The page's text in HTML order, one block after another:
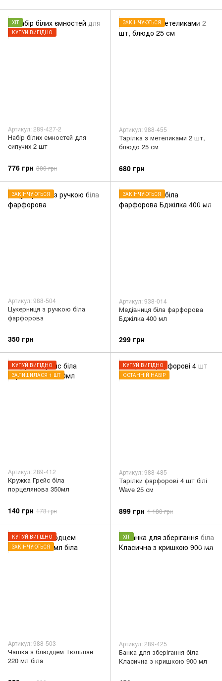
ХІТ
КУПУЙ ВИГІДНО
Артикул: 289-427-2
Набір білих ємностей для
сипучих 2 шт
776 грн 800 грн
ЗАКІНЧУЮТЬСЯ
Артикул: 988-455
Тарілка з метеликами 2 шт,
блюдо 25 см
680 грн
ЗАКІНЧУЮТЬСЯ
Артикул: 988-504
Цукерниця з ручкою біла
фарфорова
350 грн
ЗАКІНЧУЮТЬСЯ
Артикул: 938-014
Медівниця біла фарфорова
Бджілка 400 мл
299 грн
КУПУЙ ВИГІДНО
ЗАЛИШИЛАСЯ 1 ШТ
Артикул: 289-412
Кружка Грейс біла
порцелянова 350мл
140 грн 178 грн
КУПУЙ ВИГІДНО
ОСТАННІЙ НАБІР
Артикул: 988-485
Тарілки фарфорові 4 шт білі
Wave 25 см
899 грн 1 180 грн
КУПУЙ ВИГІДНО
ЗАКІНЧУЮТЬСЯ
Артикул: 988-503
Чашка з блюдцем Тюльпан
220 мл біла
ХІТ
Артикул: 289-425
Банка для зберігання біла
Класична з кришкою 900 мл